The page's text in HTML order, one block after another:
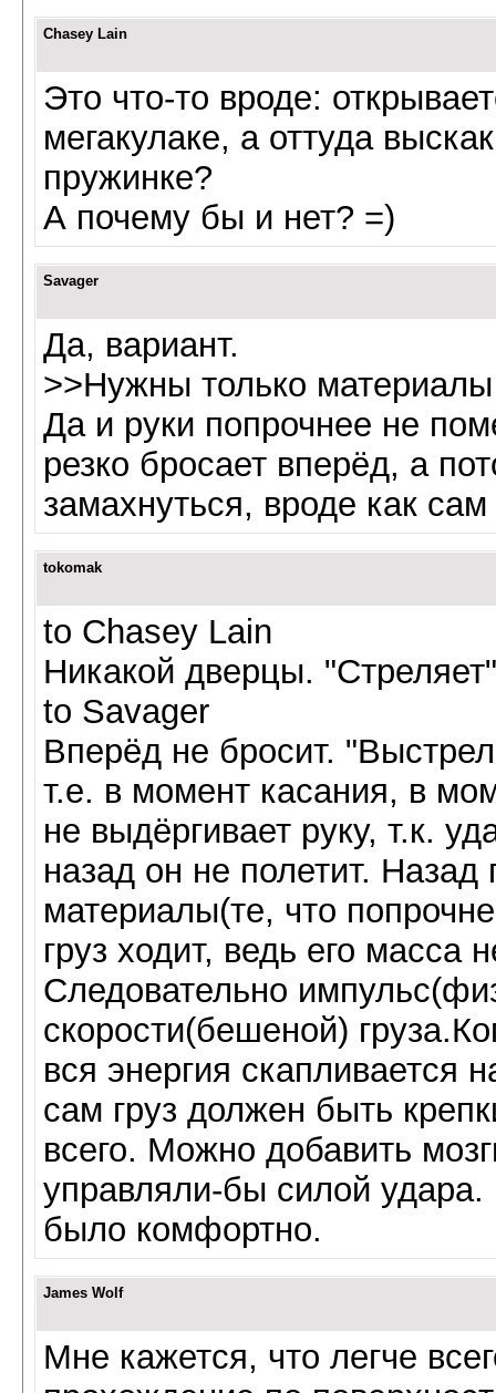
Chasey Lain
Это что-то вроде:
мегакулаке, а оттуда
пружинке?
А почему бы и нет? =)
Savager
Да, вариант.
>>Нужны только
Да и руки попрочнее не
резко бросает вперёд, а
замахнуться, вроде как
tokomak
to Chasey Lain
Никакой дверцы.
to Savager
Вперёд не бросит.
т.е. в момент касания, в
не выдёргивает руку, т.к.
назад он не полетит.
материалы(те, что
груз ходит, ведь его
Следовательно
скорости(бешеной)
вся энергия скапливается
сам груз должен быть
всего. Можно добавить
управляли-бы силой
было комфортно.
James Wolf
Мне кажется, что легче